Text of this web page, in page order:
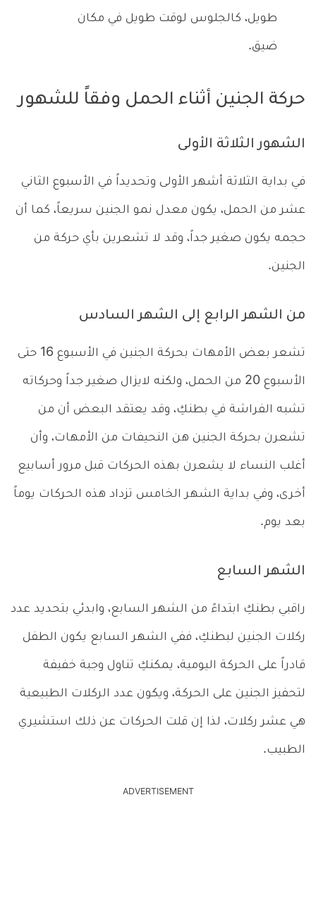
طويل، كالجلوس لوقت طويل في مكان
ضيق.
حركة الجنين أثناء الحمل وفقاً للشهور
الشهور الثلاثة الأولى
في بداية الثلاثة أشهر الأولى وتحديداً في الأسبوع الثاني
عشر من الحمل، يكون معدل نمو الجنين سريعاً، كما أن
حجمه يكون صغير جداً، وقد لا تشعرين بأي حركة من
الجنين.
من الشهر الرابع إلى الشهر السادس
تشعر بعض الأمهات بحركة الجنين في الأسبوع 16 حتى
الأسبوع 20 من الحمل، ولكنه لايزال صغير جداً وحركاته
تشبه الفراشة في بطنكِ، وقد يعتقد البعض أن من
تشعرن بحركة الجنين هن النحيفات من الأمهات، وأن
أغلب النساء لا يشعرن بهذه الحركات قبل مرور أسابيع
أخرى، وفي بداية الشهر الخامس تزداد هذه الحركات يوماً
بعد يوم.
الشهر السابع
راقبي بطنكِ ابتداءً من الشهر السابع، وابدئي بتحديد عدد
ركلات الجنين لبطنكِ، ففي الشهر السابع يكون الطفل
قادراً على الحركة اليومية، يمكنكِ تناول وجبة خفيفة
لتحفيز الجنين على الحركة، ويكون عدد الركلات الطبيعية
هي عشر ركلات، لذا إن قلت الحركات عن ذلك استشيري
الطبيب.
ADVERTISEMENT